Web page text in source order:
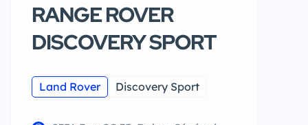
RANGE ROVER
DISCOVERY SPORT
Land Rover Discovery Sport